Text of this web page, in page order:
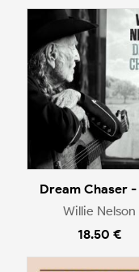
Dream Chaser -
Willie Nelson
18.50 €